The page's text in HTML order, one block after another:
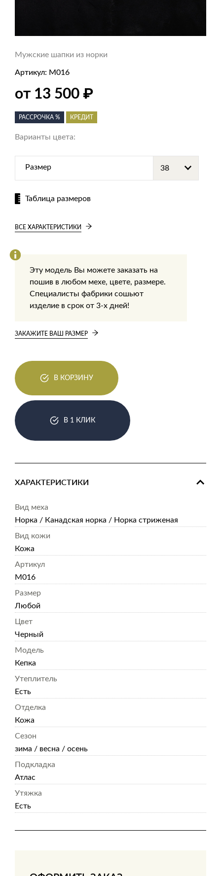
Мужские шапки из норки
Артикул: M016
от 13 500 ₽
РАССРОЧКА % КРЕДИТ
Варианты цвета:
Размер
Таблица размеров
ВСЕ ХАРАКТЕРИСТИКИ
Эту модель Вы можете заказать на
пошив в любом мехе, цвете, размере.
Специалисты фабрики сошьют
изделие в срок от 3-х дней!
ЗАКАЖИТЕ ВАШ РАЗМЕР
В КОРЗИНУ
В 1 КЛИК
ХАРАКТЕРИСТИКИ
Вид меха
Норка / Канадская норка / Норка стриженая
Вид кожи
Кожа
Артикул
M016
Размер
Любой
Цвет
Черный
Модель
Кепка
Утеплитель
Есть
Отделка
Кожа
Сезон
зима / весна / осень
Подкладка
Атлас
Утяжка
Есть